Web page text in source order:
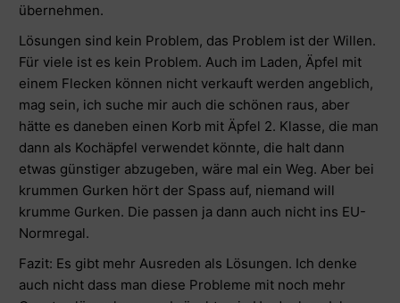
übernehmen.
Lösungen sind kein Problem, das Problem ist der Willen.
Für viele ist es kein Problem. Auch im Laden, Äpfel mit
einem Flecken können nicht verkauft werden angeblich,
mag sein, ich suche mir auch die schönen raus, aber
hätte es daneben einen Korb mit Äpfel 2. Klasse, die man
dann als Kochäpfel verwendet könnte, die halt dann
etwas günstiger abzugeben, wäre mal ein Weg. Aber bei
krummen Gurken hört der Spass auf, niemand will
krumme Gurken. Die passen ja dann auch nicht ins EU-
Normregal.
Fazit: Es gibt mehr Ausreden als Lösungen. Ich denke
auch nicht dass man diese Probleme mit noch mehr